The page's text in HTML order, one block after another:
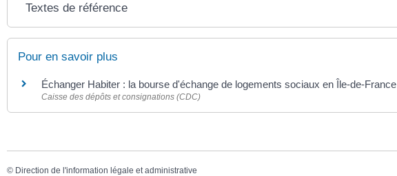
Textes de référence
Pour en savoir plus
Échanger Habiter : la bourse d'échange de logements sociaux en Île-de-France
Caisse des dépôts et consignations (CDC)
© Direction de l'information légale et administrative